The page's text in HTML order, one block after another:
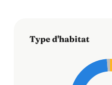
Type d'habitat